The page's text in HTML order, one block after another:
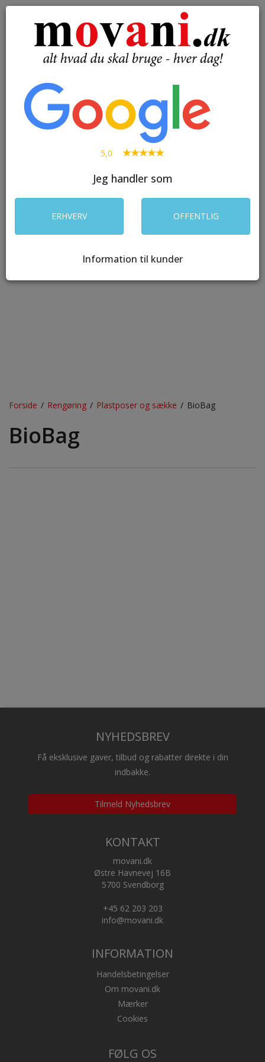
Toggle
Forside / Rengøring / Plastposer og sække / BioBag
BioBag
NYHEDSBREV
Få eksklusive gaver, tilbud og rabatter direkte i din
indbakke.
Tilmeld Nyhedsbrev
KONTAKT
movani.dk
Østre Havnevej 16B
5700 Svendborg
+45 62 203 203
info@movani.dk
INFORMATION
Handelsbetingelser
Om movani.dk
Mærker
Cookies
FØLG OS
5,0
Jeg handler som
ERHVERV OFFENTLIG
Information til kunder